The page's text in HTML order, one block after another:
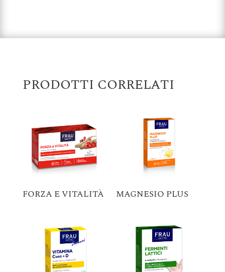
PRODOTTI CORRELATI
FORZA E VITALITÀ MAGNESIO PLUS